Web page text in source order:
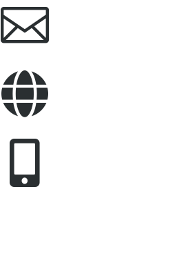


